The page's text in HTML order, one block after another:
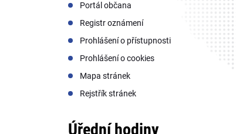
Portál občana
Registr oznámení
Prohlášení o přístupnosti
Prohlášení o cookies
Mapa stránek
Rejstřík stránek
Úřední hodiny